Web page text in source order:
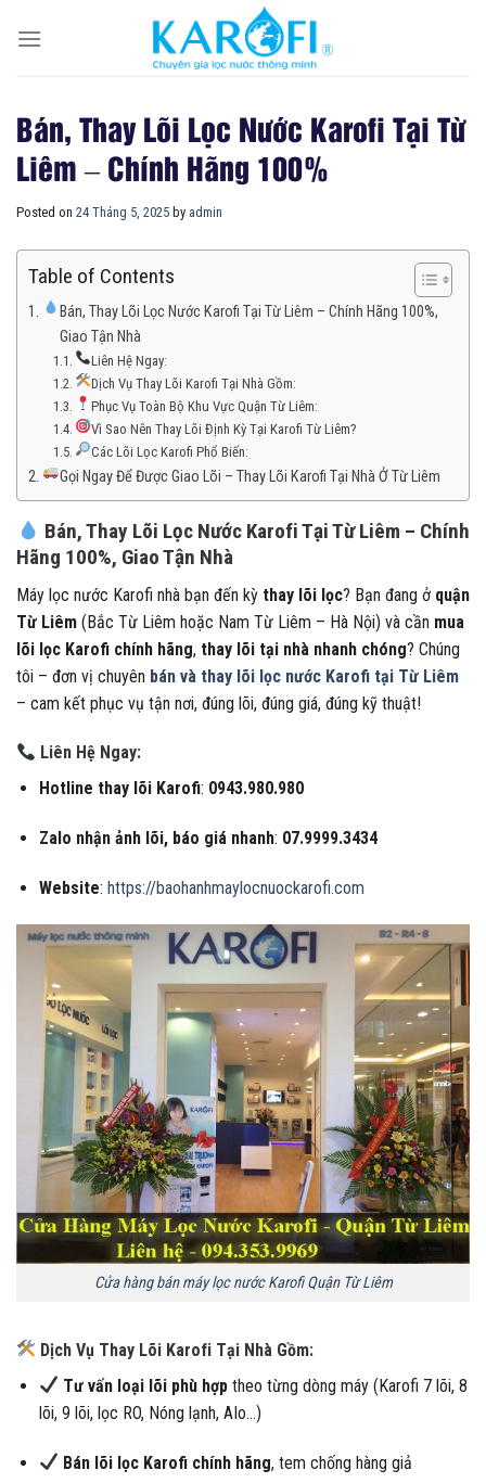
Bán, Thay Lõi Lọc Nước Karofi Tại Từ
Liêm – Chính Hãng 100%
Posted on 24 Tháng 5, 2025 by admin
Table of Contents
Bán, Thay Lõi Lọc Nước Karofi Tại Từ Liêm – Chính Hãng 100%,
Giao Tận Nhà
Liên Hệ Ngay:
Dịch Vụ Thay Lõi Karofi Tại Nhà Gồm:
Phục Vụ Toàn Bộ Khu Vực Quận Từ Liêm:
Vì Sao Nên Thay Lõi Định Kỳ Tại Karofi Từ Liêm?
Các Lõi Lọc Karofi Phổ Biến:
Gọi Ngay Để Được Giao Lõi – Thay Lõi Karofi Tại Nhà Ở Từ Liêm
Bán, Thay Lõi Lọc Nước Karofi Tại Từ Liêm – Chính
Hãng 100%, Giao Tận Nhà
Máy lọc nước Karofi nhà bạn đến kỳ thay lõi lọc? Bạn đang ở quận
Từ Liêm (Bắc Từ Liêm hoặc Nam Từ Liêm – Hà Nội) và cần mua
lõi lọc Karofi chính hãng, thay lõi tại nhà nhanh chóng? Chúng
tôi – đơn vị chuyên bán và thay lõi lọc nước Karofi tại Từ Liêm
– cam kết phục vụ tận nơi, đúng lõi, đúng giá, đúng kỹ thuật!
Liên Hệ Ngay:
Hotline thay lõi Karofi: 0943.980.980
Zalo nhận ảnh lõi, báo giá nhanh: 07.9999.3434
Website: https://baohanhmaylocnuockarofi.com
Cửa hàng bán máy lọc nước Karofi Quận Từ Liêm
Dịch Vụ Thay Lõi Karofi Tại Nhà Gồm:
Tư vấn loại lõi phù hợp theo từng dòng máy (Karofi 7 lõi, 8
lõi, 9 lõi, lọc RO, Nóng lạnh, AIo…)
Bán lõi lọc Karofi chính hãng, tem chống hàng giả